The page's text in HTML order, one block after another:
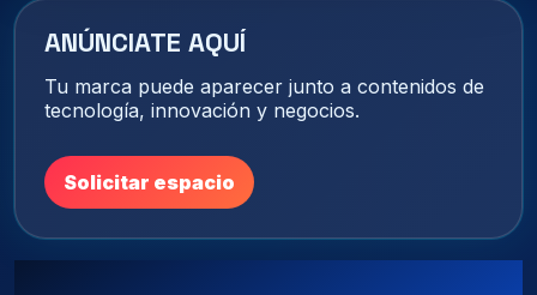
ANÚNCIATE AQUÍ
Tu marca puede aparecer junto a contenidos de
tecnología, innovación y negocios.
Solicitar espacio